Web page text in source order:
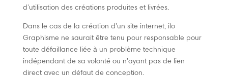
d’utilisation des créations produites et livrées.
Dans le cas de la création d’un site internet, ilo
Graphisme ne saurait être tenu pour responsable pour
toute défaillance liée à un problème technique
indépendant de sa volonté ou n’ayant pas de lien
direct avec un défaut de conception.